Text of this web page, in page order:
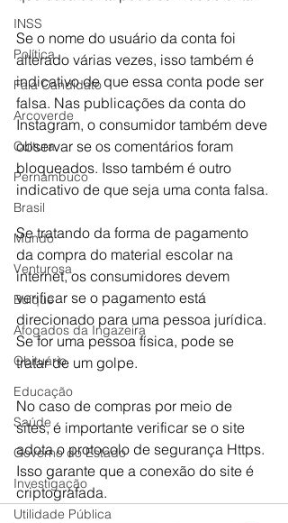
INSS
Política
Fala Candidato
Arcoverde
Cultura
Pernambuco
Brasil
Mundo
Venturosa
Buíque
Afogados da Ingazeira
Obituário
Educação
Saúde
Governo do Estado
Investigação
Utilidade Pública
Se o nome do usuário da conta foi
alterado várias vezes, isso também é
indicativo de que essa conta pode ser
falsa. Nas publicações da conta do
Instagram, o consumidor também deve
observar se os comentários foram
bloqueados. Isso também é outro
indicativo de que seja uma conta falsa.
Se tratando da forma de pagamento
da compra do material escolar na
internet, os consumidores devem
verificar se o pagamento está
direcionado para uma pessoa jurídica.
Se for uma pessoa física, pode se
tratar de um golpe.
No caso de compras por meio de
sites, é importante verificar se o site
adota o protocolo de segurança Https.
Isso garante que a conexão do site é
criptografada.